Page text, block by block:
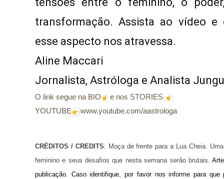
transformação. Assista ao vídeo
esse aspecto nos atravessa.
Aline Maccari
Jornalista, Astróloga e Analista
O link segue na BIO
e nos STORIES
YOUTUBE
www.youtube.com/aastrologa
CRÉDITOS / CREDITS: Moça de frente para a Lua Cheia.
feminino e seus desafios que nesta semana serão brutais.
publicação. Caso identifique, por favor nos informe para